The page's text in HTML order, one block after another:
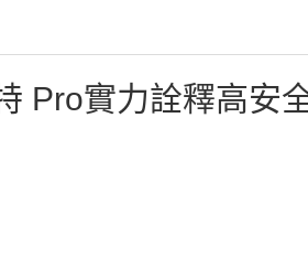
Pro實力詮釋高安